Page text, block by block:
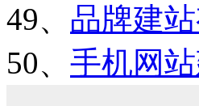
49、 品牌建
50、 手机网